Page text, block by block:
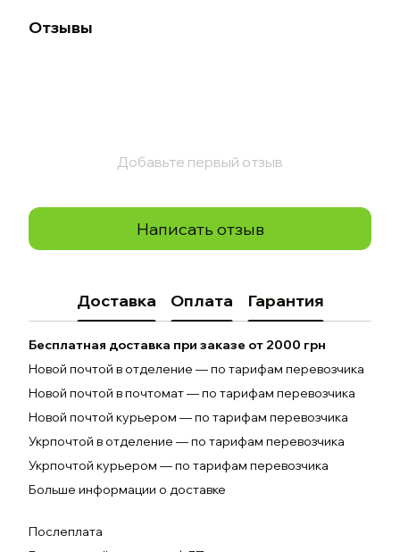
Отзывы
Добавьте первый отзыв
Написать отзыв
Доставка Оплата Гарантия
Бесплатная доставка при заказе от 2000 грн
Новой почтой в отделение — по тарифам перевозчика
Новой почтой в почтомат — по тарифам перевозчика
Новой почтой курьером — по тарифам перевозчика
Укрпочтой в отделение — по тарифам перевозчика
Укрпочтой курьером — по тарифам перевозчика
Больше информации о доставке
Послеплата